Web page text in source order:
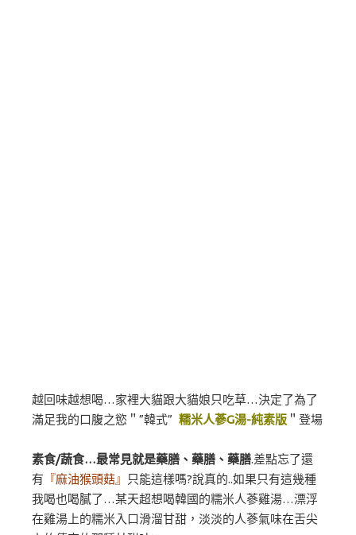
越回味越想喝…家裡大貓跟大貓娘只吃草…決定了為了
滿足我的口腹之慾＂”韓式” 糯米人蔘G湯-純素版 ＂登場
素食/蔬食…最常見就是藥膳、藥膳、藥膳.差點忘了還
有 『麻油猴頭菇』
只能這樣嗎?說真的..如果只有這幾種
我喝也喝膩了…某天超想喝韓國的糯米人蔘雞湯…漂浮
在雞湯上的糯米入口滑溜甘甜，淡淡的人蔘氣味在舌尖